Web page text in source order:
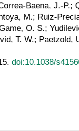
Baena, J.-
M.; Ruiz-
O. S.;
T. W.;
doi:10.1038/